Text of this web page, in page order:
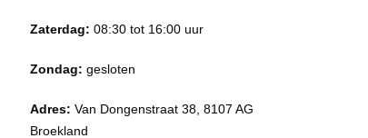
Zaterdag: 08:30 tot 16:00 uur
Zondag: gesloten
Adres: Van Dongenstraat 38, 8107 AG
Broekland